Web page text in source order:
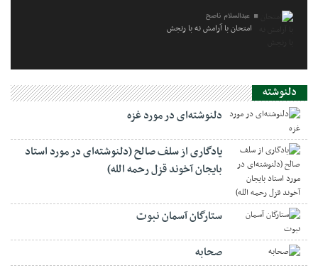
عبدالسلام ناصح
امتحان با آرامش نه با رنجش
دلنوشته
دلنوشته‌ای در مورد غزه
یادگاری از سلف صالح (دلنوشته‌ای در مورد استاد
بایجان آخوند قزل رحمه الله)
ستارگان آسمان نبوت
صحابه